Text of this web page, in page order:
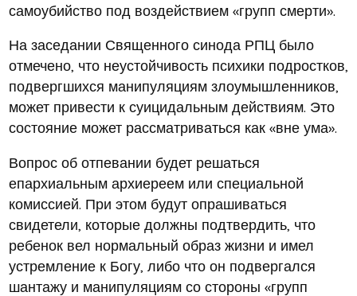
самоубийство под воздействием «групп смерти».
На заседании Священного синода РПЦ было
отмечено, что неустойчивость психики подростков,
подвергшихся манипуляциям злоумышленников,
может привести к суицидальным действиям. Это
состояние может рассматриваться как «вне ума».
Вопрос об отпевании будет решаться
епархиальным архиереем или специальной
комиссией. При этом будут опрашиваться
свидетели, которые должны подтвердить, что
ребенок вел нормальный образ жизни и имел
устремление к Богу, либо что он подвергался
шантажу и манипуляциям со стороны «групп